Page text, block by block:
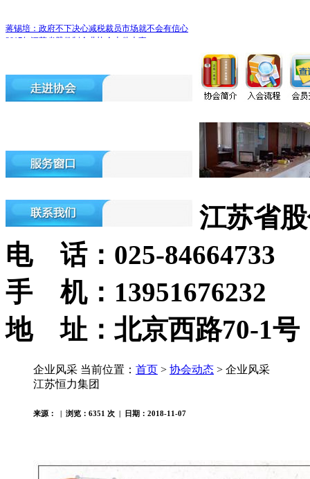
蒋锡培：政府不下决心减税裁员市场就不会有信心
2017年江苏省股份制企业协会十件大事
江苏省
电 话：025-84664733
手 机：13951676232
地 址：北京西路70-1号
企业风采 当前位置： 首页 > 协会动态 > 企业风采
江苏恒力集团
来源： | 浏览： 6351 次 | 日期：2018-11-07